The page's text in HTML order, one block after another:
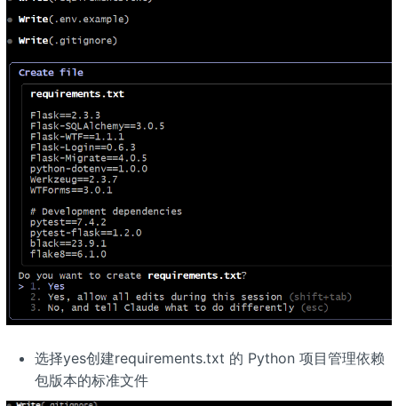
选择yes创建requirements.txt 的 Python 项目管理依赖
包版本的标准文件